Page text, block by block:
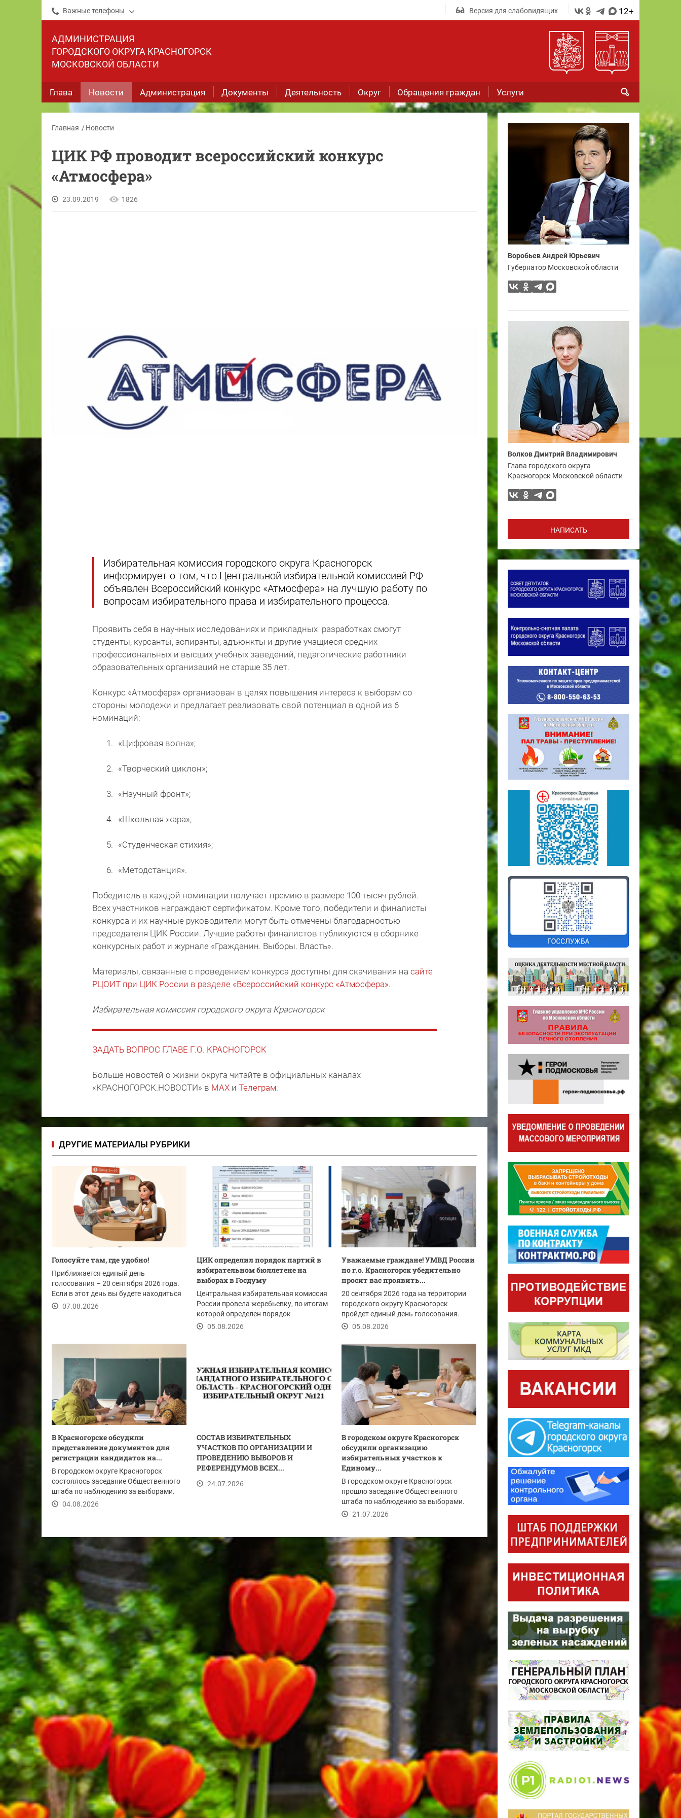
Важные телефоны Версия для слабовидящих 12+
АДМИНИСТРАЦИЯ
ГОРОДСКОГО ОКРУГА КРАСНОГОРСК
МОСКОВСКОЙ ОБЛАСТИ
Глава Новости Администрация Документы Деятельность Округ Обращения граждан Услуги
Главная Новости
ЦИК РФ проводит всероссийский конкурс
«Атмосфера»
23.09.2019 1826
Избирательная комиссия городского округа Красногорск
информирует о том, что Центральной избирательной комиссией РФ
объявлен Всероссийский конкурс «Атмосфера» на лучшую работу по
вопросам избирательного права и избирательного процесса.
Проявить себя в научных исследованиях и прикладных разработках смогут
студенты, курсанты, аспиранты, адъюнкты и другие учащиеся средних
профессиональных и высших учебных заведений, педагогические работники
образовательных организаций не старше 35 лет.
Конкурс «Атмосфера» организован в целях повышения интереса к выборам со
стороны молодежи и предлагает реализовать свой потенциал в одной из 6
номинаций:
«Цифровая волна»;
«Творческий циклон»;
«Научный фронт»;
«Школьная жара»;
«Студенческая стихия»;
«Методстанция».
Победитель в каждой номинации получает премию в размере 100 тысяч рублей.
Всех участников награждают сертификатом. Кроме того, победители и финалисты
конкурса и их научные руководители могут быть отмечены благодарностью
председателя ЦИК России. Лучшие работы финалистов публикуются в сборнике
конкурсных работ и журнале «Гражданин. Выборы. Власть».
Материалы, связанные с проведением конкурса доступны для скачивания на сайте
РЦОИТ при ЦИК России в разделе «Всероссийский конкурс «Атмосфера».
Избирательная комиссия городского округа Красногорск
ЗАДАТЬ ВОПРОС ГЛАВЕ Г.О. КРАСНОГОРСК
Больше новостей о жизни округа читайте в официальных каналах
«КРАСНОГОРСК.НОВОСТИ» в MAX и Телеграм.
ДРУГИЕ МАТЕРИАЛЫ РУБРИКИ
Голосуйте там, где удобно!
Приближается единый день
голосования – 20 сентября 2026 года.
Если в этот день вы будете находиться
не по месту...
07.08.2026
ЦИК определил порядок партий в
избирательном бюллетене на
выборах в Госдуму
Центральная избирательная комиссия
России провела жеребьевку, по итогам
которой определен порядок
размещения...
05.08.2026
Уважаемые граждане! ​УМВД России
по г.о. Красногорск убедительно
просит вас проявить...
20 сентября 2026 года на территории
городского округу Красногорск
пройдет единый день голосования.
05.08.2026
В Красногорске обсудили
представление документов для
регистрации кандидатов на...
В городском округе Красногорск
состоялось заседание Общественного
штаба по наблюдению за выборами.
Участники...
04.08.2026
СОСТАВ ИЗБИРАТЕЛЬНЫХ
УЧАСТКОВ ПО ОРГАНИЗАЦИИ И
ПРОВЕДЕНИЮ ВЫБОРОВ И
РЕФЕРЕНДУМОВ ВСЕХ...
24.07.2026
В городском округе Красногорск
обсудили организацию
избирательных участков к
Единому...
В городском округе Красногорск
прошло заседание Общественного
штаба по наблюдению за выборами.
Одной из тем встречи...
21.07.2026
Воробьев Андрей Юрьевич
Губернатор Московской области
Волков Дмитрий Владимирович
Глава городского округа
Красногорск Московской области
НАПИСАТЬ